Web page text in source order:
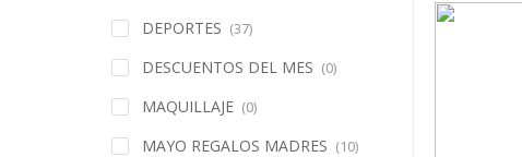
DEPORTES (37)
DESCUENTOS DEL MES (0)
MAQUILLAJE (0)
MAYO REGALOS MADRES (10)